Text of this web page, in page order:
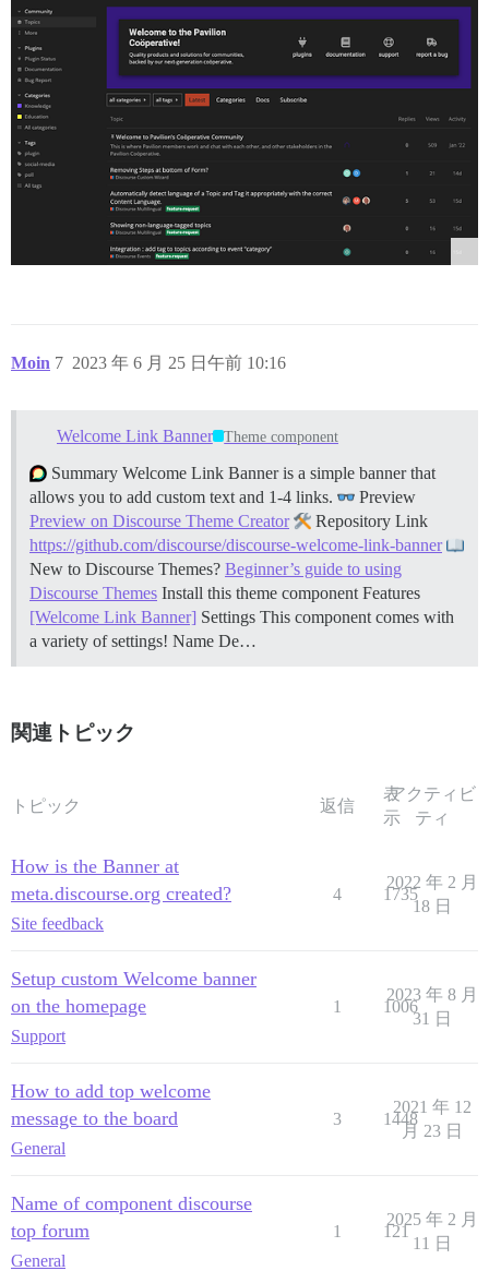
Moin 2023 年 6 月 25 日午前 10:16
7
Welcome Link Banner Theme component
Summary Welcome Link Banner is a simple banner that
allows you to add custom text and 1-4 links.
Preview
Preview on Discourse Theme Creator
Repository Link
https://github.com/discourse/discourse-welcome-link-banner
New to Discourse Themes? Beginner’s guide to using
Discourse Themes Install this theme component Features
[Welcome Link Banner] Settings This component comes with
a variety of settings! Name De…
関連トピック
トピック 返信
表
示
アクティビ
ティ
How is the Banner at
meta.discourse.org created?
Site feedback
4 1735
2022 年 2 月
18 日
Setup custom Welcome banner
on the homepage
Support
1 1006
2023 年 8 月
31 日
How to add top welcome
message to the board
General
3 1448
2021 年 12
月 23 日
Name of component discourse
top forum
General
1 121
2025 年 2 月
11 日